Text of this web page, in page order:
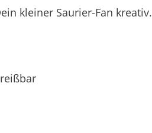
kleiner Saurier-Fan kreativ.